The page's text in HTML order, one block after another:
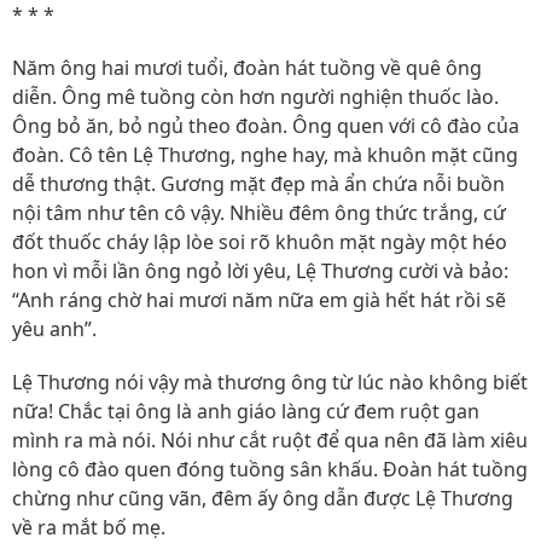
* * *
Năm ông hai mươi tuổi, đoàn hát tuồng về quê ông
diễn. Ông mê tuồng còn hơn người nghiện thuốc lào.
Ông bỏ ăn, bỏ ngủ theo đoàn. Ông quen với cô đào của
đoàn. Cô tên Lệ Thương, nghe hay, mà khuôn mặt cũng
dễ thương thật. Gương mặt đẹp mà ẩn chứa nỗi buồn
nội tâm như tên cô vậy. Nhiều đêm ông thức trắng, cứ
đốt thuốc cháy lập lòe soi rõ khuôn mặt ngày một héo
hon vì mỗi lần ông ngỏ lời yêu, Lệ Thương cười và bảo:
“Anh ráng chờ hai mươi năm nữa em già hết hát rồi sẽ
yêu anh”.
Lệ Thương nói vậy mà thương ông từ lúc nào không biết
nữa! Chắc tại ông là anh giáo làng cứ đem ruột gan
mình ra mà nói. Nói như cắt ruột để qua nên đã làm xiêu
lòng cô đào quen đóng tuồng sân khấu. Đoàn hát tuồng
chừng như cũng vãn, đêm ấy ông dẫn được Lệ Thương
về ra mắt bố mẹ.